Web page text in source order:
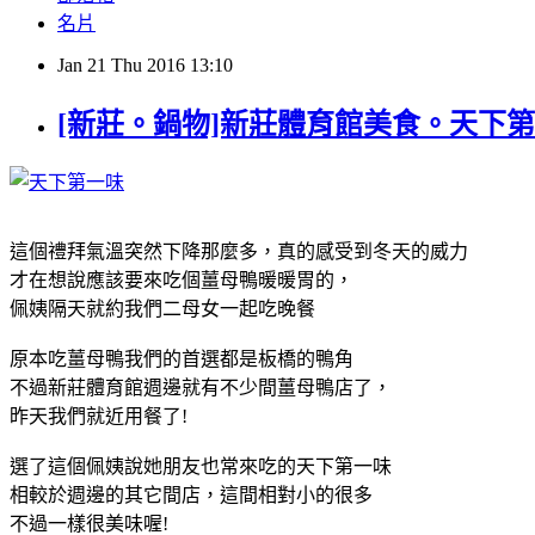
名片
Jan 21 Thu 2016 13:10
[新莊。鍋物]新莊體育館​美食。天下
這個禮拜氣溫突然下降那麼多，真的感受到冬天的威力
才在想說應該要來吃個薑母鴨暖暖胃的，
佩姨隔天就約我們二母女一起吃晚餐
原本吃薑母鴨我們的首選都是板橋的鴨角
不過新莊體育館週邊就有不少間薑母鴨店了，
昨天我們就近用餐了!
選了這個佩姨說她朋友也常來吃的天下第一味
相較於週邊的其它間店，這間相對小的很多
不過一樣很美味喔!